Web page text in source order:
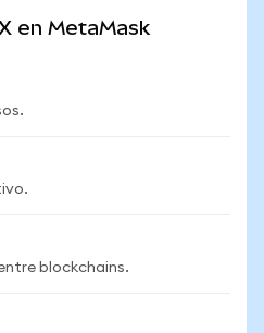
en MetaMask
blockchains.